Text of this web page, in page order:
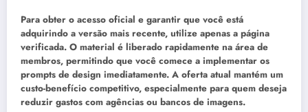
Para obter o acesso oficial e garantir que você está
adquirindo a versão mais recente, utilize apenas a página
verificada. O material é liberado rapidamente na área de
membros, permitindo que você comece a implementar os
prompts de design imediatamente. A oferta atual mantém um
custo-benefício competitivo, especialmente para quem deseja
reduzir gastos com agências ou bancos de imagens.